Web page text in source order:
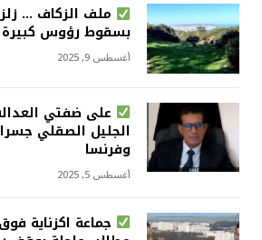
ملف الزكاف …
بسقوط رؤوس
أغسطس 9, 2025
على ضفتي
الجليل الصقلي
وفرنسا
أغسطس 5, 2025
جماعة اكزناية